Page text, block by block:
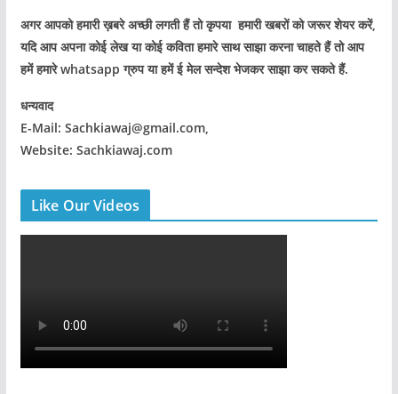
अगर आपको हमारी ख़बरे अच्छी लगती हैं तो कृपया हमारी खबरों को जरूर शेयर करें,
यदि आप अपना कोई लेख या कोई कविता हमारे साथ साझा करना चाहते हैं तो आप
हमें हमारे whatsapp ग्रुप या हमें ई मेल सन्देश भेजकर साझा कर सकते हैं.
धन्यवाद
E-Mail: Sachkiawaj@gmail.com,
Website: Sachkiawaj.com
Like Our Videos